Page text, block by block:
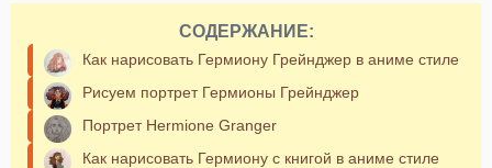
СОДЕРЖАНИЕ:
Как нарисовать Гермиону Грейнджер в аниме стиле
Рисуем портрет Гермионы Грейнджер
Портрет Hermione Granger
Как нарисовать Гермиону с книгой в аниме стиле